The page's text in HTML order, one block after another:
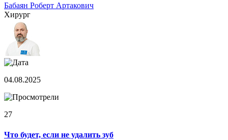
Бабаян Роберт Артакович
Хирург
04.08.2025
27
Что будет, если не удалить зуб